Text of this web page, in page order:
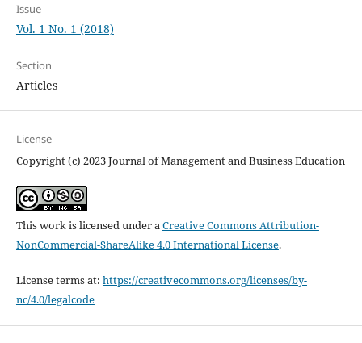
Issue
Vol. 1 No. 1 (2018)
Section
Articles
License
Copyright (c) 2023 Journal of Management and Business Education
This work is licensed under aCreative Commons Attribution-
NonCommercial-ShareAlike 4.0 International License.
License terms at: https://creativecommons.org/licenses/by-
nc/4.0/legalcode